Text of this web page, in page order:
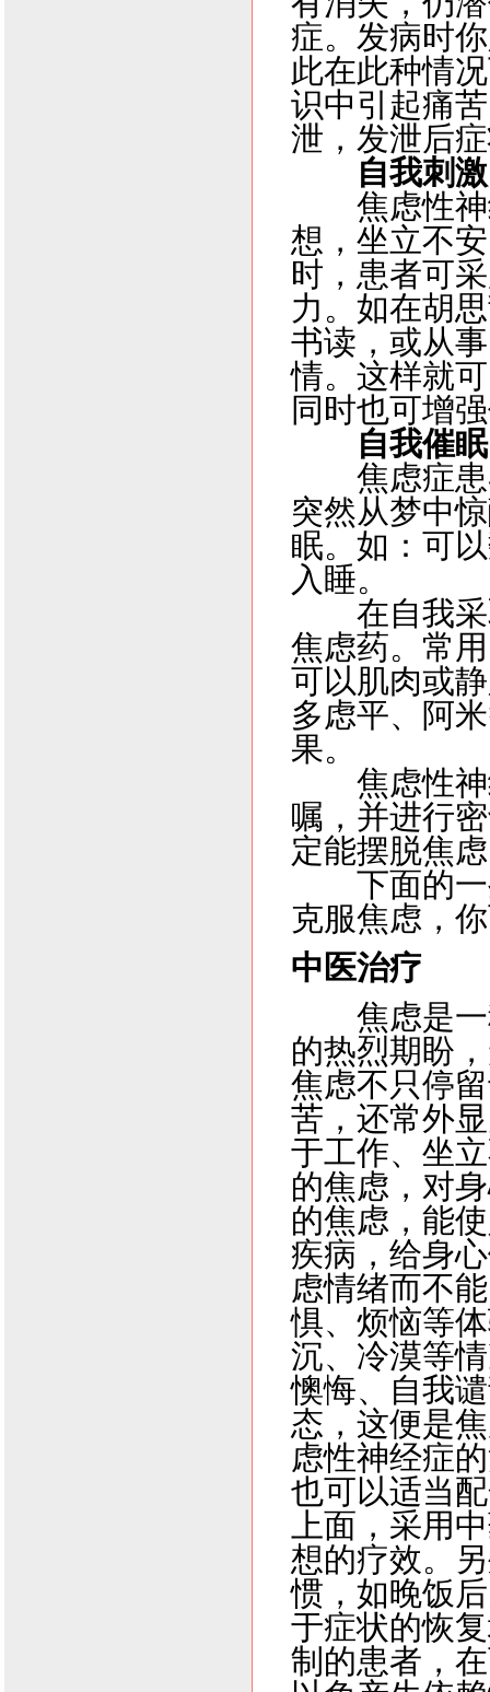
症。发病时
此在此种情
识中引起痛
泄，发泄后
自我刺激
焦虑性
想，坐立不
时，患者可
力。如在胡
书读，或从
情。这样就
同时也可增
自我催眠
焦虑症
突然从梦中
眠。如：可
入睡。
在自我采
焦虑药。常
可以肌肉或
多虑平、阿
果。
焦虑性神
嘱，并进行
定能摆脱焦
下面的一
克服焦虑，
中医治疗
焦虑是一
的热烈期盼
焦虑不只停
苦，还常外
于工作、坐
的焦虑，对
的焦虑，能
疾病，给身
虑情绪而不
惧、烦恼等
沉、冷漠等
懊悔、自我
态，这便是
虑性神经症
也可以适当
上面，采用
想的疗效。
惯，如晚饭
于症状的恢
制的患者，